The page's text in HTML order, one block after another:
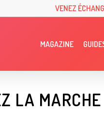
VENEZ
MAGAZINE
LA